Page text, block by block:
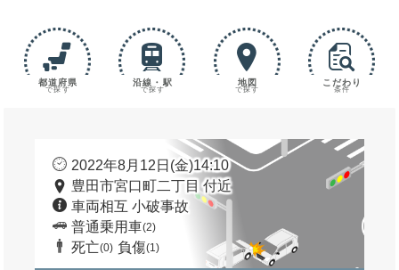
都道府県
で探す
沿線・駅
で探す
地図
で探す
こだわり
条件
2022年8月12日(金)14:10
豊田市宮口町二丁目 付近
車両相互 小破事故
普通乗用車(2)
死亡(0) 負傷(1)